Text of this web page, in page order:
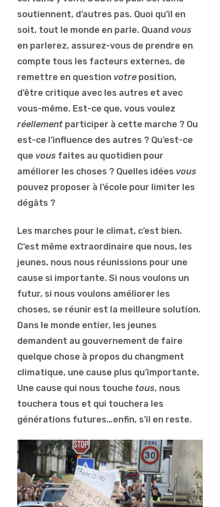
soutiennent, d’autres pas. Quoi qu’il en
soit, tout le monde en parle. Quand vous
en parlerez, assurez-vous de prendre en
compte tous les facteurs externes, de
remettre en question votre position,
d’être critique avec les autres et avec
vous-même. Est-ce que, vous voulez
réellement participer à cette marche ? Ou
est-ce l’influence des autres ? Qu’est-ce
que vous faites au quotidien pour
améliorer les choses ? Quelles idées vous
pouvez proposer à l’école pour limiter les
dégâts ?
Les marches pour le climat, c’est bien.
C’est même extraordinaire que nous, les
jeunes, nous nous réunissions pour une
cause si importante. Si nous voulons un
futur, si nous voulons améliorer les
choses, se réunir est la meilleure solution.
Dans le monde entier, les jeunes
demandent au gouvernement de faire
quelque chose à propos du changment
climatique, une cause plus qu’importante.
Une cause qui nous touche tous, nous
touchera tous et qui touchera les
générations futures…enfin, s’il en reste.